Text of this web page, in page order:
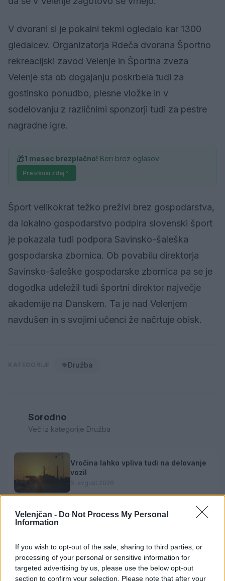
Velenjčan - Do Not Process My Personal
Information
If you wish to opt-out of the sale, sharing to third parties, or
processing of your personal or sensitive information for
targeted advertising by us, please use the below opt-out
section to confirm your selection. Please note that after your
V dvorani si je pokalni tekmi ogledalo kar 1300
gledalcev. Organizatorja Rdeča dvorana Športno
rekreacijski zavod Velenje in Športna zveza
Velenje sta ob dogajanju poskrbela tudi za
gostinsko ponudbo, plesne vložke in v
sodelovanju z različnimi sponzorji tudi za pestre
nagradne igre.
🎁1 mesec brezplačno! Beri brez oglasov
Preizkusi zdaj
Šport velikokrat težko preživi brez gospodarstva,
da lokalno gospodarstvo podpira slovenski šport
je pokazala tudi podpora Savinsko-šaleška
gospodarska zbornica. Ob povabilu direktorja
Savinsko-šaleške gospodarske zbornica pa se je
dogodka udeležil tudi športni direktor največje
akademije na Danskem. Ta je nad Velenjem
navdušen in s svojimi učenci že načrtuje obisk.
Družba
Sorodno
Več iz kategorije Družba
Vročina lahko vpliva tudi na delovanje
vozil
6. avgust 2026
6. avgust 2026